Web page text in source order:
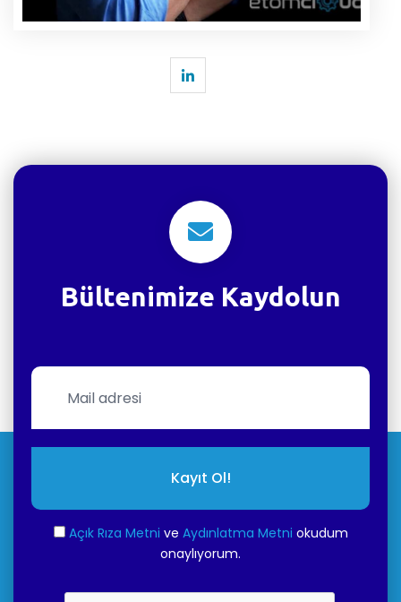
Bültenimize Kaydolun
Kayıt Ol!
Açık Rıza Metni ve Aydınlatma Metni okudum
onaylıyorum.